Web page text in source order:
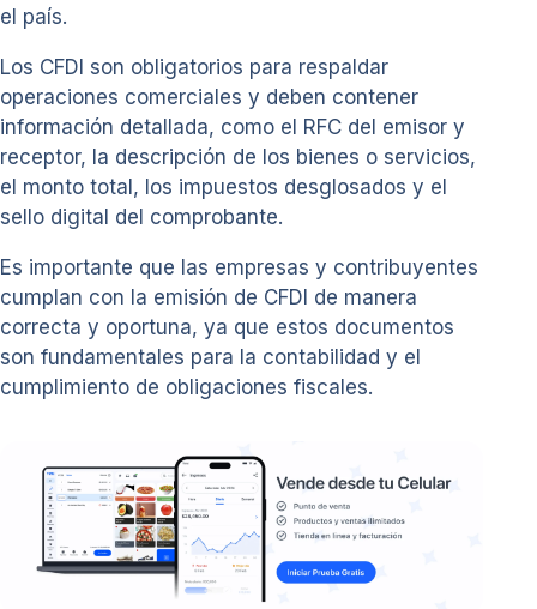
el país.
Los CFDI son obligatorios para respaldar
operaciones comerciales y deben contener
información detallada, como el RFC del emisor y
receptor, la descripción de los bienes o servicios,
el monto total, los impuestos desglosados y el
sello digital del comprobante.
Es importante que las empresas y contribuyentes
cumplan con la emisión de CFDI de manera
correcta y oportuna, ya que estos documentos
son fundamentales para la contabilidad y el
cumplimiento de obligaciones fiscales.